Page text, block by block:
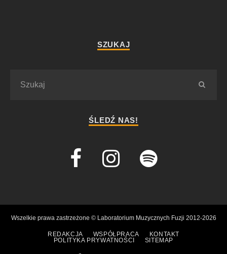
SZUKAJ
ŚLEDŹ NAS!
Wszelkie prawa zastrzeżone © Laboratorium Muzycznych Fuzji 2012-2026
REDAKCJA WSPÓŁPRACA
KONTAKT
POLITYKA PRYWATNOŚCI
SITEMAP